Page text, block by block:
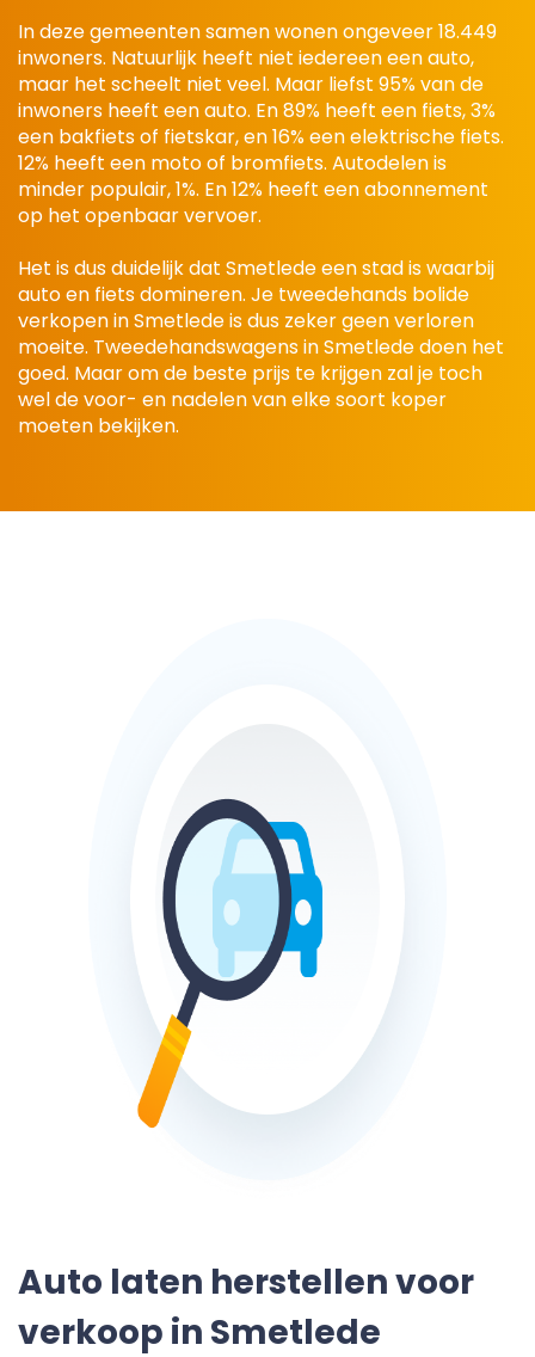
In deze gemeenten samen wonen ongeveer 18.449
inwoners. Natuurlijk heeft niet iedereen een auto,
maar het scheelt niet veel. Maar liefst 95% van de
inwoners heeft een auto. En 89% heeft een fiets, 3%
een bakfiets of fietskar, en 16% een elektrische fiets.
12% heeft een moto of bromfiets. Autodelen is
minder populair, 1%. En 12% heeft een abonnement
op het openbaar vervoer.
Het is dus duidelijk dat Smetlede een stad is waarbij
auto en fiets domineren. Je tweedehands bolide
verkopen in Smetlede is dus zeker geen verloren
moeite. Tweedehandswagens in Smetlede doen het
goed. Maar om de beste prijs te krijgen zal je toch
wel de voor- en nadelen van elke soort koper
moeten bekijken.
Auto laten herstellen voor
verkoop in Smetlede